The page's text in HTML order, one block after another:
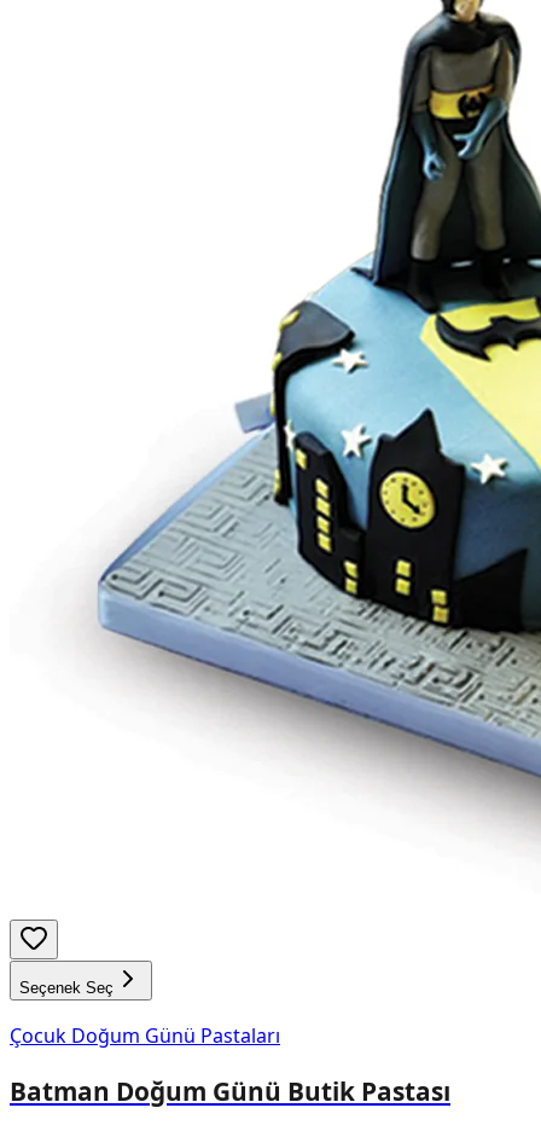
Seçenek Seç
Çocuk Doğum Günü Pastaları
Batman Doğum Günü Butik Pastası